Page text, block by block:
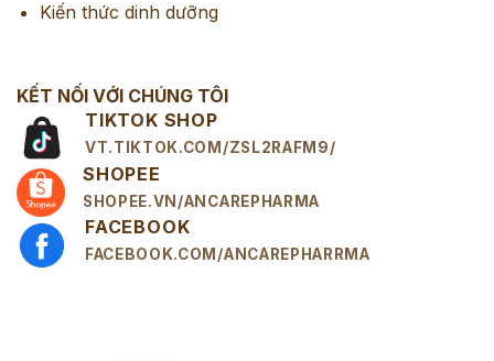
Kiến thức dinh dưỡng
KẾT NỐI VỚI CHÚNG TÔI
TIKTOK SHOP
VT.TIKTOK.COM/ZSL2RAFM9/
SHOPEE
SHOPEE.VN/ANCAREPHARMA
FACEBOOK
FACEBOOK.COM/ANCAREPHARRMA